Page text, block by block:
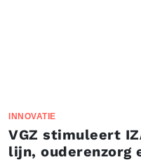
INNOVATIE
VGZ stimuleert
lijn, ouderenzorg